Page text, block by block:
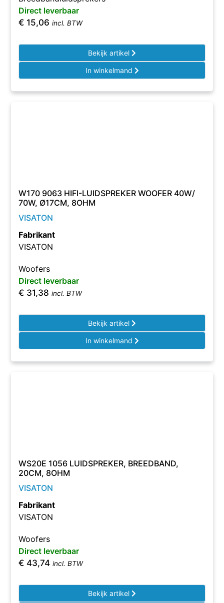
Direct leverbaar
€ 15,06 incl. BTW
Bekijk artikel
In winkelmand
W170 9063 HIFI-LUIDSPREKER WOOFER 40W/
70W, Ø17CM, 8OHM
VISATON
Fabrikant
VISATON
Woofers
Direct leverbaar
€ 31,38 incl. BTW
Bekijk artikel
In winkelmand
WS20E 1056 LUIDSPREKER, BREEDBAND,
20CM, 8OHM
VISATON
Fabrikant
VISATON
Woofers
Direct leverbaar
€ 43,74 incl. BTW
Bekijk artikel